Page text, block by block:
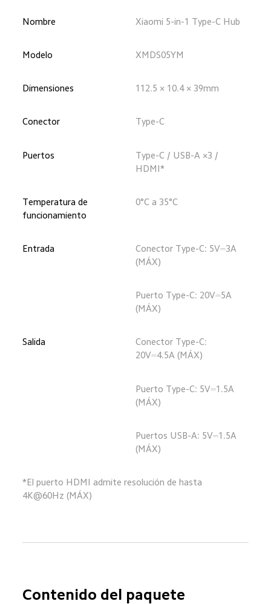
Nombre Xiaomi 5-in-1 Type-C Hub
Modelo XMDS05YM
Dimensiones 112.5 × 10.4 × 39mm
Conector Type-C
Puertos
Type-C / USB-A ×3 /
HDMI*
Temperatura de
funcionamiento
0°C a 35°C
Entrada
Conector Type-C: 5V⎓3A
(MÁX)
Puerto Type-C: 20V⎓5A
(MÁX)
Salida
Conector Type-C:
20V⎓4.5A (MÁX)
Puerto Type-C: 5V⎓1.5A
(MÁX)
Puertos USB-A: 5V⎓1.5A
(MÁX)
*El puerto HDMI admite resolución de hasta
4K@60Hz (MÁX)
Contenido del paquete